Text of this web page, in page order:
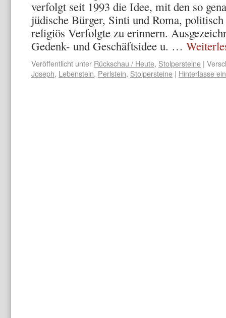
verfolgt seit 1993 die Idee, mit den so
jüdische Bürger, Sinti und Roma,
religiös Verfolgte zu erinnern.
Gedenk- und Geschäftsidee u. …
Veröffentlicht unter Rückschau / Heute, Stolpersteine |
Joseph, Lebenstein, Perlstein, Stolpersteine | Hinterlasse